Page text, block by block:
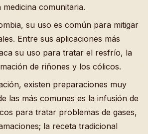
comunitaria.
su uso es común para mitigar
Entre sus aplicaciones más
su uso para tratar el resfrío, la
de riñones y los cólicos.
existen preparaciones muy
las más comunes es la infusión de
para tratar problemas de gases,
la receta tradicional